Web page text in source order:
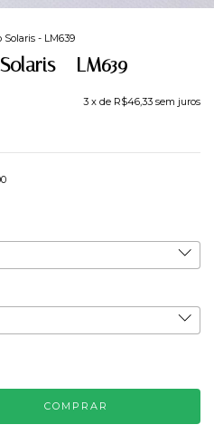
Solaris - LM639
- LM639
3 x de R$46,33 sem juros